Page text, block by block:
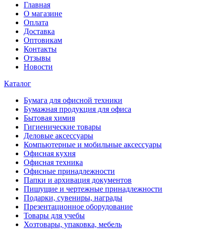
Главная
О магазине
Оплата
Доставка
Оптовикам
Контакты
Отзывы
Новости
Каталог
Бумага для офисной техники
Бумажная продукция для офиса
Бытовая химия
Гигиенические товары
Деловые аксессуары
Компьютерные и мобильные аксессуары
Офисная кухня
Офисная техника
Офисные принадлежности
Папки и архивация документов
Пишущие и чертежные принадлежности
Подарки, сувениры, награды
Презентационное оборудование
Товары для учебы
Хозтовары, упаковка, мебель